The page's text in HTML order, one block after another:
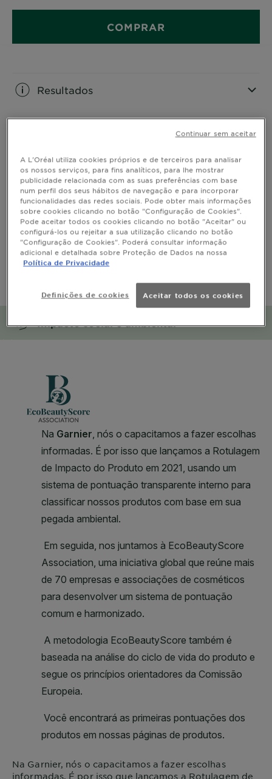
COMPRAR
Resultados
CLOSE SUBPANEL
CLOSE SUBPANEL
Ingredientes
CLOSE SUBPANEL
Segurança
CLOSE SUBPANEL
Impacto social e ambiental
Na Garnier, nós o capacitamos a fazer escolhas
informadas. É por isso que lançamos a Rotulagem de
A L'Oréal utiliza cookies próprios e de terceiros para analisar
os nossos serviços, para fins analíticos, para lhe mostrar
publicidade relacionada com as suas preferências com base
num perfil dos seus hábitos de navegação e para incorporar
funcionalidades das redes sociais. Pode obter mais informações
sobre cookies clicando no botão "Configuração de Cookies".
Pode aceitar todos os cookies clicando no botão "Aceitar" ou
configurá-los ou rejeitar a sua utilização clicando no botão
"Configuração de Cookies". Poderá consultar informação
adicional e detalhada sobre Proteção de Dados na nossa
Política de Privacidade
Definições de cookies Aceitar todos os cookies
Continuar sem aceitar